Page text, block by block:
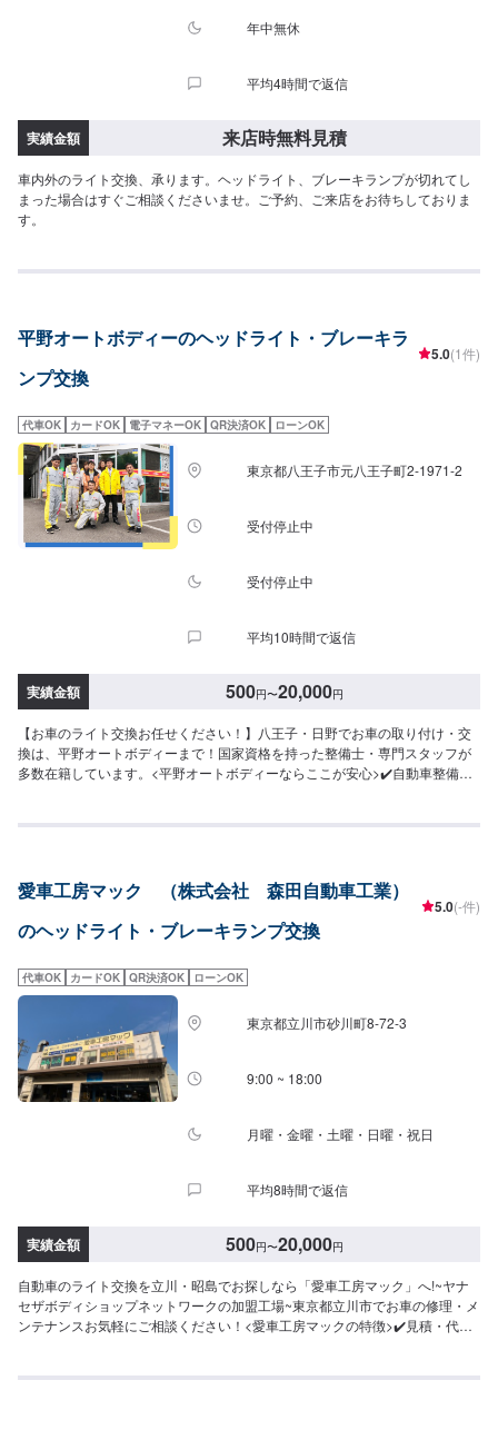
年中無休
平均4時間で返信
実績金額 来店時無料見積
車内外のライト交換、承ります。ヘッドライト、ブレーキランプが切れてし
まった場合はすぐご相談くださいませ。ご予約、ご来店をお待ちしておりま
す。
平野オートボディーのヘッドライト・ブレーキラ
ンプ交換
5.0(1件)
代車OK カードOK 電子マネーOK QR決済OK ローンOK
東京都八王子市元八王子町2-1971-2
受付停止中
受付停止中
平均10時間で返信
実績金額 500円〜20,000円
【お車のライト交換お任せください！】八王子・日野でお車の取り付け・交
換は、平野オートボディーまで！国家資格を持った整備士・専門スタッフが
多数在籍しています。<平野オートボディーならここが安心>✔️自動車整備の
見積もり(4)作業(5)完了・納車<代車について>無料の代車をご用意していま
す。<納期について>通常：1~2日<営業時間>9:30~18:00
愛車工房マック （株式会社 森田自動車工業）
のヘッドライト・ブレーキランプ交換
5.0(-件)
代車OK カードOK QR決済OK ローンOK
東京都立川市砂川町8-72-3
9:00 ~ 18:00
月曜・金曜・土曜・日曜・祝日
平均8時間で返信
実績金額 500円〜20,000円
自動車のライト交換を立川・昭島でお探しなら「愛車工房マック」へ!~ヤナ
セザボディショップネットワークの加盟工場~東京都立川市でお車の修理・メ
ンテナンスお気軽にご相談ください！<愛車工房マックの特徴>✔️見積・代車
ください<作業の流れ>【1】オファーにてお問い合わせ【2】入庫・ご相談